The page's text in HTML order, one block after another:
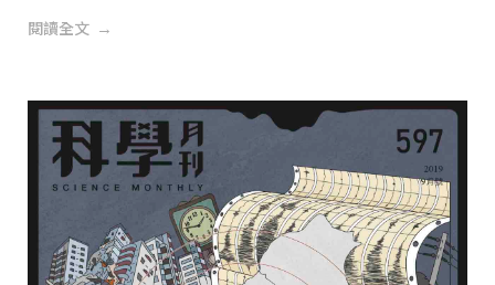
閱讀全文